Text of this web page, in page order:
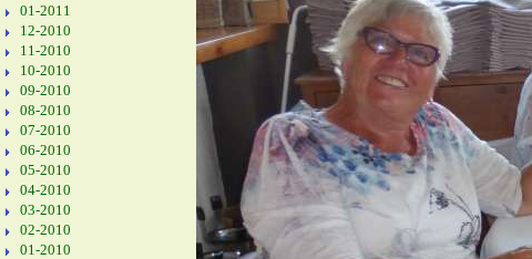
01-2011
12-2010
11-2010
10-2010
09-2010
08-2010
07-2010
06-2010
05-2010
04-2010
03-2010
02-2010
01-2010